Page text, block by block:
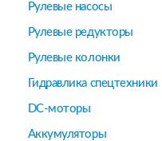
Рулевые насосы
Рулевые редукторы
Рулевые колонки
Гидравлика спецтехники
DC-моторы
Аккумуляторы